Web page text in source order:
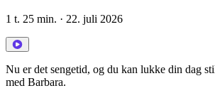
1 t. 25 min. · 22. juli 2026
Nu er det sengetid, og du kan lukke din dag
med Barbara.